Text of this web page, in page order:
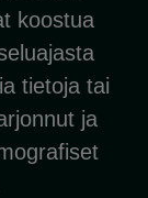
koostua
tietoja tai
ja